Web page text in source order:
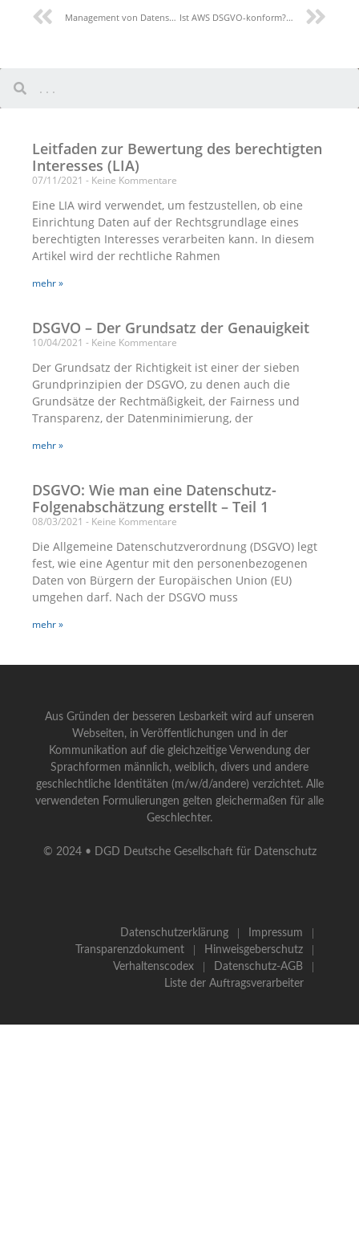
Management von Datenschutzverletzungen: Top-Tipps zur Risikobewertung im Rahmen der DSGVO Ist AWS DSGVO-konform? Ist der Cloud-Dienst von Amazon DSGVO-konform?
Leitfaden zur Bewertung des berechtigten
Interesses (LIA)
07/11/2021 Keine Kommentare
Eine LIA wird verwendet, um festzustellen, ob eine
Einrichtung Daten auf der Rechtsgrundlage eines
berechtigten Interesses verarbeiten kann. In diesem
Artikel wird der rechtliche Rahmen
mehr »
DSGVO – Der Grundsatz der Genauigkeit
10/04/2021 Keine Kommentare
Der Grundsatz der Richtigkeit ist einer der sieben
Grundprinzipien der DSGVO, zu denen auch die
Grundsätze der Rechtmäßigkeit, der Fairness und
Transparenz, der Datenminimierung, der
mehr »
DSGVO: Wie man eine Datenschutz-
Folgenabschätzung erstellt – Teil 1
08/03/2021 Keine Kommentare
Die Allgemeine Datenschutzverordnung (DSGVO) legt
fest, wie eine Agentur mit den personenbezogenen
Daten von Bürgern der Europäischen Union (EU)
umgehen darf. Nach der DSGVO muss
mehr »
Aus Gründen der besseren Lesbarkeit wird auf unseren
Webseiten, in Veröffentlichungen und in der
Kommunikation auf die gleichzeitige Verwendung der
Sprachformen männlich, weiblich, divers und andere
geschlechtliche Identitäten (m/w/d/andere) verzichtet. Alle
verwendeten Formulierungen gelten gleichermaßen für alle
Geschlechter.
© 2024 • DGD Deutsche Gesellschaft für Datenschutz
Datenschutzerklärung
Impressum
Transparenzdokument
Hinweisgeberschutz
Verhaltenscodex
Datenschutz-AGB
Liste der Auftragsverarbeiter